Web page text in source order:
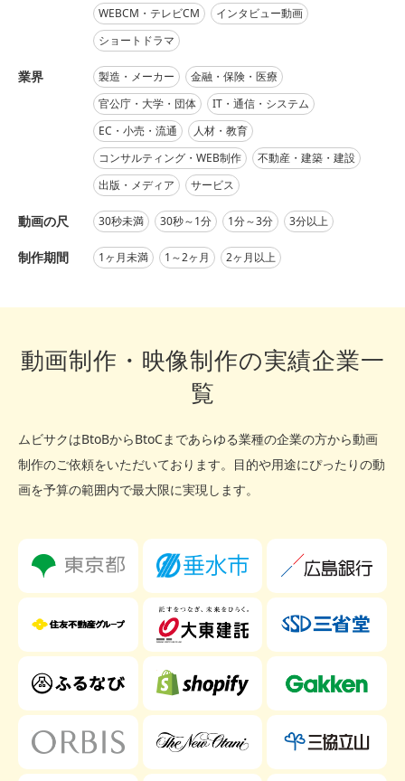
WEBCM・テレビCM
インタビュー動画
ショートドラマ
業界 製造・メーカー
金融・保険・医療
官公庁・大学・団体
IT・通信・システム
EC・小売・流通
人材・教育
コンサルティング・WEB制作
不動産・建築・建設
出版・メディア
サービス
動画の尺 30秒未満 30秒～1分 1分～3分 3分以上
制作期間 1ヶ月未満 1～2ヶ月 2ヶ月以上
動画制作・映像制作の実績企業一
覧
ムビサクはBtoBからBtoCまであらゆる業種の企業の方から動画
制作のご依頼をいただいております。
目的や用途にぴったりの動
画を予算の範囲内で最大限に実現します。